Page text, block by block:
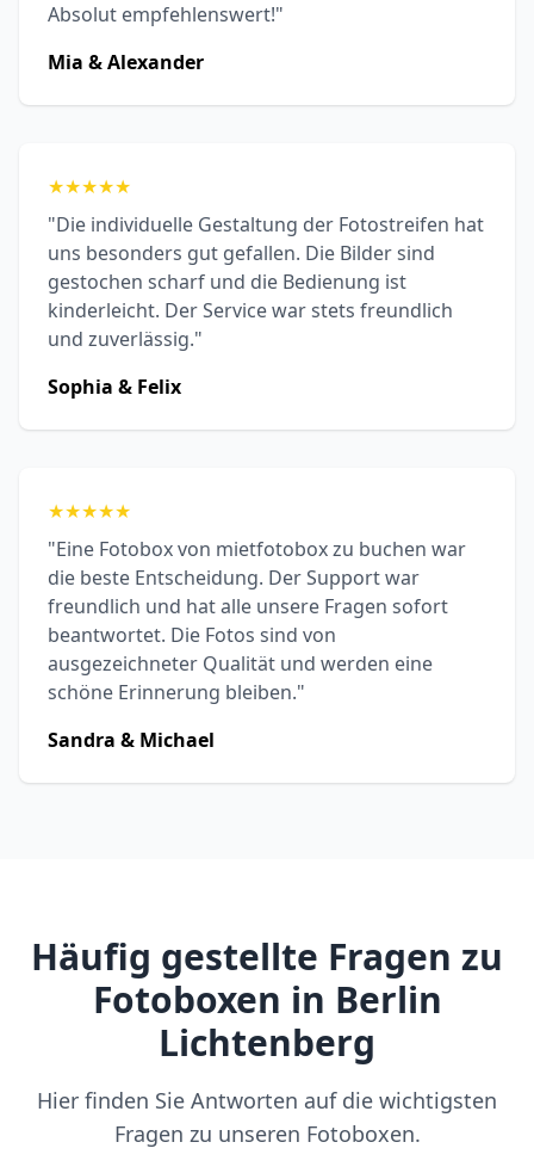
Absolut empfehlenswert!"
Mia & Alexander
★★★★★
"Die individuelle Gestaltung der Fotostreifen hat
uns besonders gut gefallen. Die Bilder sind
gestochen scharf und die Bedienung ist
kinderleicht. Der Service war stets freundlich
und zuverlässig."
Sophia & Felix
★★★★★
"Eine Fotobox von mietfotobox zu buchen war
die beste Entscheidung. Der Support war
freundlich und hat alle unsere Fragen sofort
beantwortet. Die Fotos sind von
ausgezeichneter Qualität und werden eine
schöne Erinnerung bleiben."
Sandra & Michael
Häufig gestellte Fragen zu
Fotoboxen in Berlin
Lichtenberg
Hier finden Sie Antworten auf die wichtigsten
Fragen zu unseren Fotoboxen.